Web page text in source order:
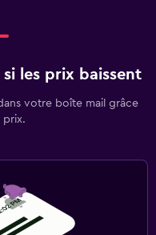
les prix baissent
votre boîte mail grâce
prix.